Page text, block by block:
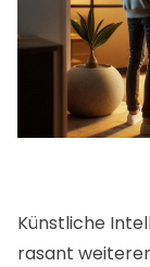
Künstliche
rasant